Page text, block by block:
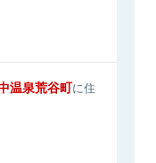
温泉荒谷町に住